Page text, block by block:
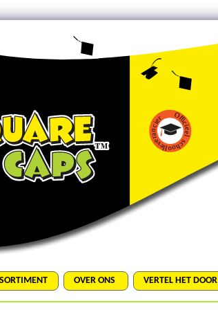
OVER ONS VERTEL HET DOOR